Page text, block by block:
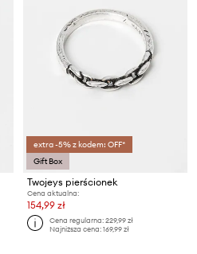
extra -5% z kodem: OFF*
Gift Box
Twojeys pierścionek
Cena aktualna:
154,99 zł
Cena regularna:229,99 zł
Najniższa cena:169,99 zł